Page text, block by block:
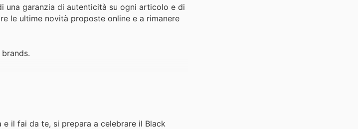
una garanzia di autenticità su ogni articolo e di
le ultime novità proposte online e a rimanere
il fai da te, si prepara a celebrare il Black